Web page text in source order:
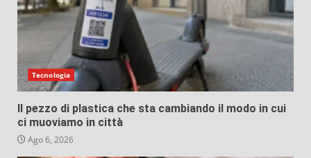
Tecnologia
Il pezzo di plastica che sta cambiando il modo in cui
ci muoviamo in città
Ago 6, 2026